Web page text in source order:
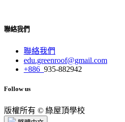
聯絡我們
聯絡我們
edu.greenroof@gmail.com
+886 935-882942
Follow us
版權所有 © 綠屋頂學校